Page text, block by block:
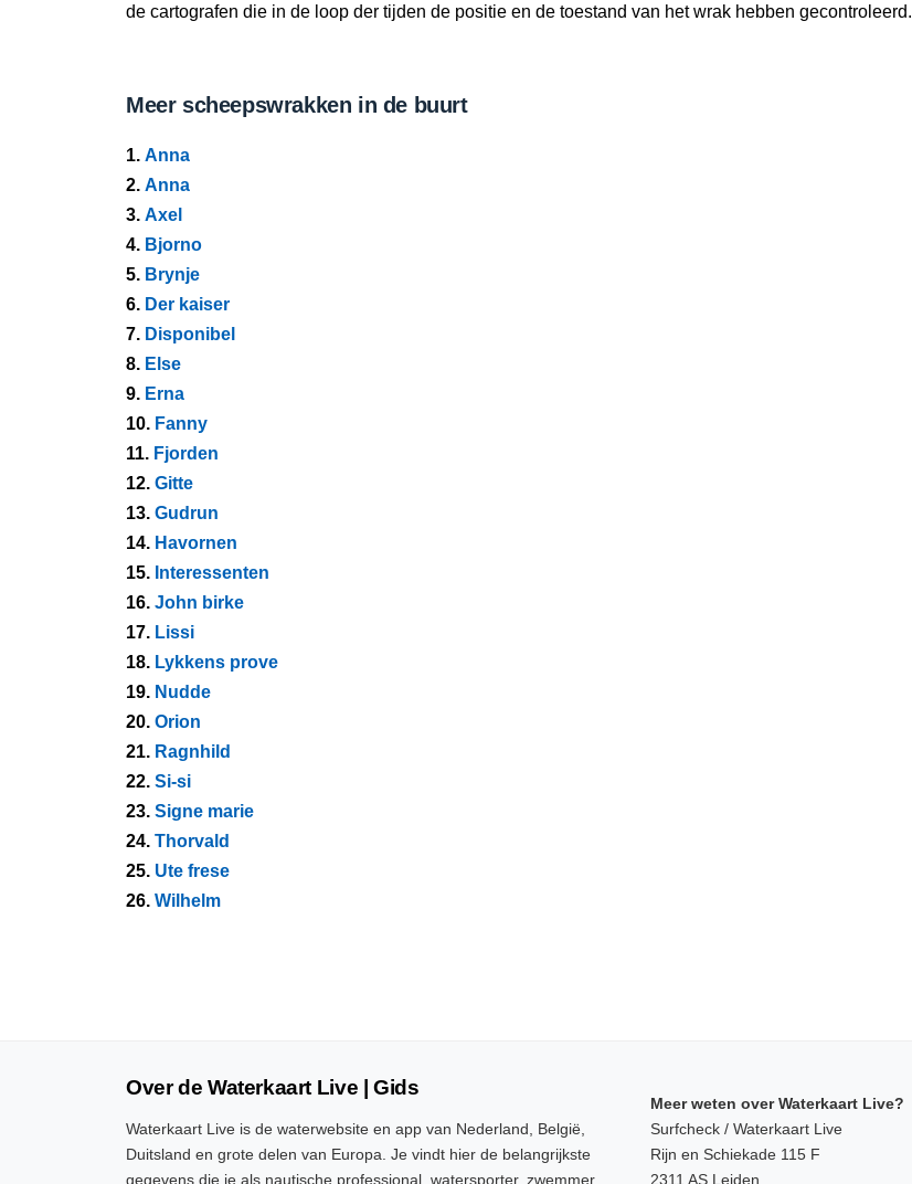
de cartografen die in de loop der tijden de positie en de toestand van het wrak hebben gecontroleerd.
Meer scheepswrakken in de buurt
1. Anna
2. Anna
3. Axel
4. Bjorno
5. Brynje
6. Der kaiser
7. Disponibel
8. Else
9. Erna
10. Fanny
11. Fjorden
12. Gitte
13. Gudrun
14. Havornen
15. Interessenten
16. John birke
17. Lissi
18. Lykkens prove
19. Nudde
20. Orion
21. Ragnhild
22. Si-si
23. Signe marie
24. Thorvald
25. Ute frese
26. Wilhelm
Over de Waterkaart Live | Gids
Waterkaart Live is de waterwebsite en app van Nederland, België,
Duitsland en grote delen van Europa. Je vindt hier de belangrijkste
gegevens die je als nautische professional, watersporter, zwemmer,
Meer weten over Waterkaart Live?
Surfcheck / Waterkaart Live
Rijn en Schiekade 115 F
2311 AS Leiden